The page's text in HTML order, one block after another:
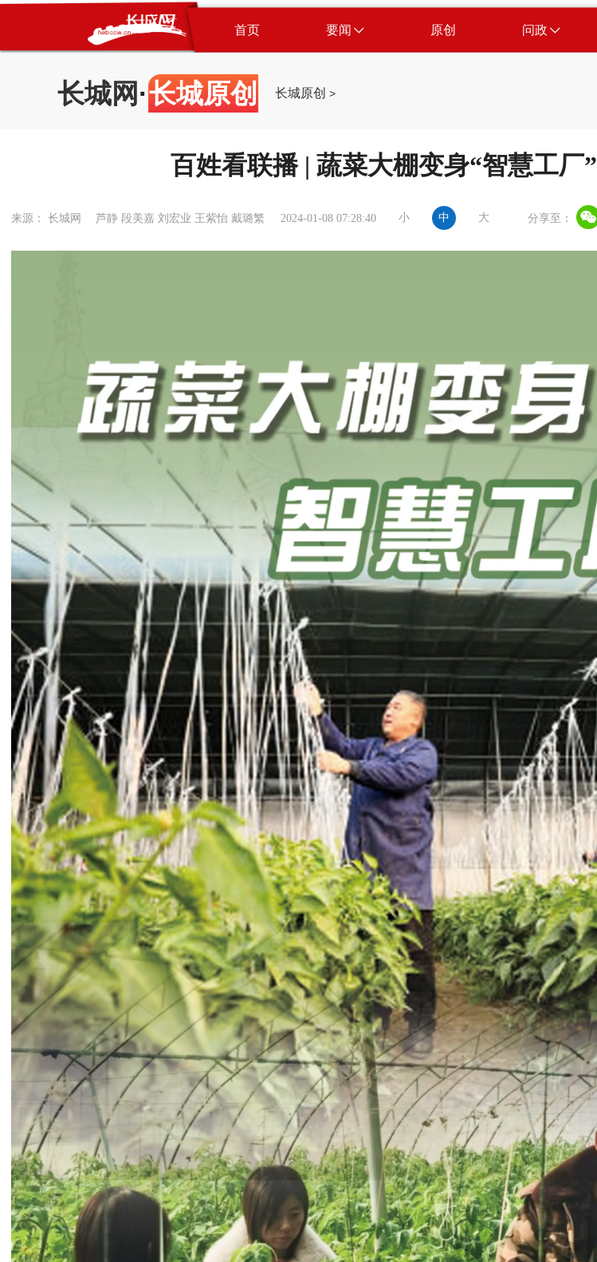
首页 要闻 原创 问政
长城网 ·长城原创 长城原创 >
百姓看联播 | 蔬菜大棚变身“智慧工厂”
来源： 长城网 芦静 段美嘉 刘宏业 王紫怡 戴璐繁 2024-01-08 07:28:40 小 中 大 分享至：